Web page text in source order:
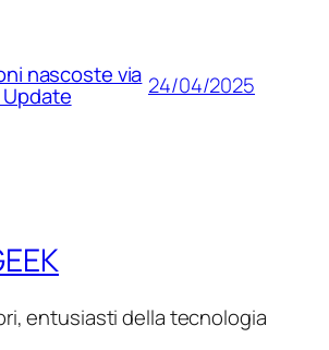
nascoste via 24/04/2025
entusiasti della tecnologia